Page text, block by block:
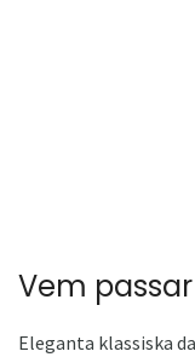
Vem
Eleganta klassiska